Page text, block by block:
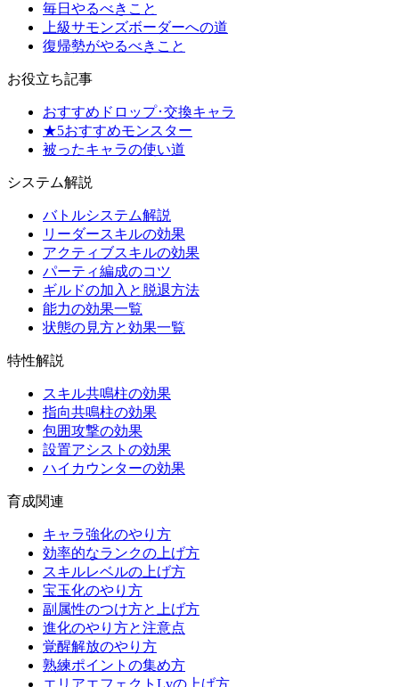
毎日やるべきこと
上級サモンズボーダーへの道
復帰勢がやるべきこと
お役立ち記事
おすすめドロップ･交換キャラ
★5おすすめモンスター
被ったキャラの使い道
システム解説
バトルシステム解説
リーダースキルの効果
アクティブスキルの効果
パーティ編成のコツ
ギルドの加入と脱退方法
能力の効果一覧
状態の見方と効果一覧
特性解説
スキル共鳴柱の効果
指向共鳴柱の効果
包囲攻撃の効果
設置アシストの効果
ハイカウンターの効果
育成関連
キャラ強化のやり方
効率的なランクの上げ方
スキルレベルの上げ方
宝玉化のやり方
副属性のつけ方と上げ方
進化のやり方と注意点
覚醒解放のやり方
熟練ポイントの集め方
エリアエフェクトLvの上げ方